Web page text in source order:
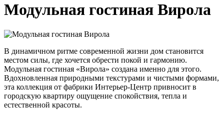
Модульная гостиная Вирола
В динамичном ритме современной жизни дом становится
местом силы, где хочется обрести покой и гармонию.
Модульная гостиная «Вирола» создана именно для этого.
Вдохновленная природными текстурами и чистыми формами,
эта коллекция от фабрики Интерьер-Центр привносит в
городскую квартиру ощущение спокойствия, тепла и
естественной красоты.